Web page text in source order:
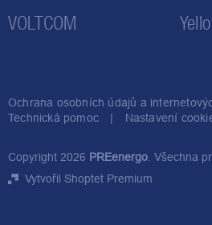
VOLTCOM Yello
Ochrana osobních údajů a
Technická pomoc
Nastavení
Vytvořil Shoptet Premium
Copyright 2026 PREenergo. Všechna